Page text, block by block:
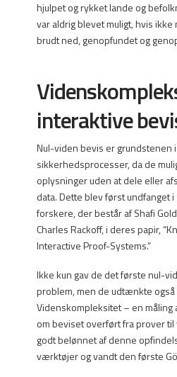
hjulpet og rykket lande og
var aldrig blevet muligt, hvis
brudt ned, genopfundet og
interaktive
Nul-viden bevis er grundstenen
sikkerhedsprocesser, da de
oplysninger uden at dele eller
data. Dette blev først undfanget
forskere, der består af Shafi
Charles Rackoff, i deres papir,
Interactive Proof-Systems.”
Ikke kun gav de det første nul-
problem, men de udtænkte
Videnskompleksitet – en
om beviset overført fra prover
godt belønnet af denne
værktøjer og vandt den første